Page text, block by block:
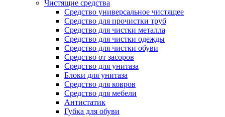
Чистящие средства
Средство универсальное чистящее
Средство для прочистки труб
Средство для чистки металла
Средство для чистки одежды
Средство для чистки обуви
Средство от засоров
Средство для унитаза
Блоки для унитаза
Средство для ковров
Средство для мебели
Антистатик
Губка для обуви